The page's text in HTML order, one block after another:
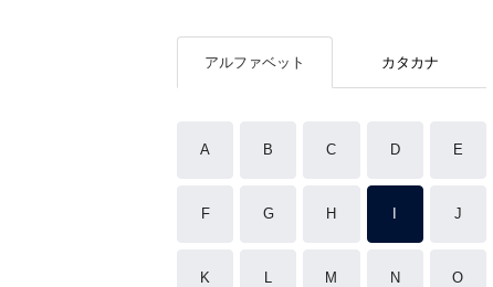
アルファベット カタカナ
A B C D E
F G H J
K L M N O